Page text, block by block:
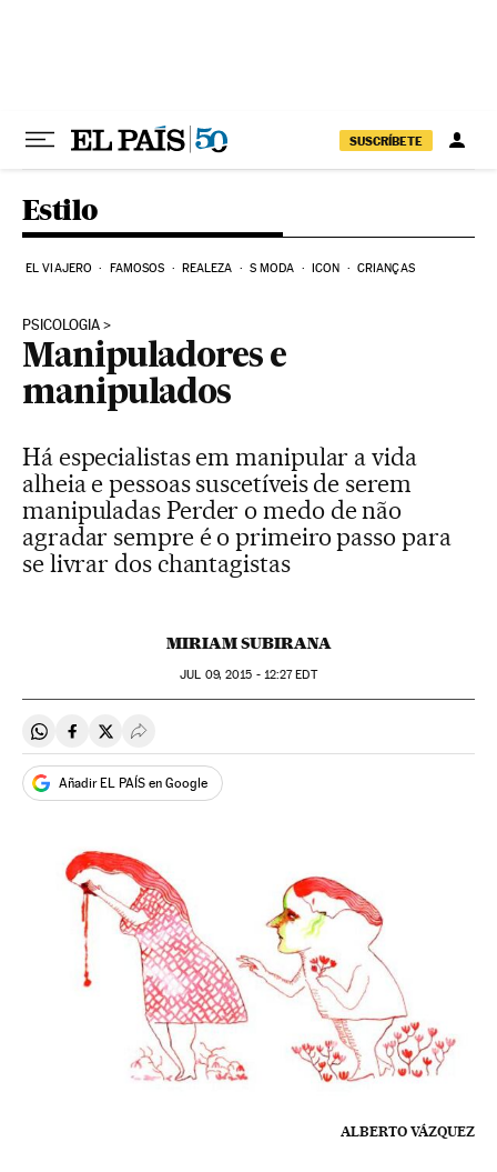
SUSCRÍBETE
Estilo
EL VIAJERO FAMOSOS REALEZA S MODA ICON CRIANÇAS
PSICOLOGIA
Manipuladores e
manipulados
Há especialistas em manipular a vida
alheia e pessoas suscetíveis de serem
manipuladas Perder o medo de não
agradar sempre é o primeiro passo para
se livrar dos chantagistas
MIRIAM SUBIRANA
JUL 09, 2015 - 12:27EDT
Compartir en Whatsapp
Compartir en Facebook
Compartir en Twitter
Desplegar Redes Sociales
Añadir EL PAÍS en Google
ALBERTO VÁZQUEZ